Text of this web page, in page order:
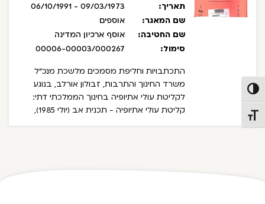
הפעל/כבה ניגודיות גבוהה
מתג גודל גופן
תאריך:
09/03/1973 - 06/10/1991
שם המאגר:
אוספים
שם החטיבה:
אוסף ארכיון המדינה
סימול:
00006-00003/000267
התכתבויות וחליפת מסמכים מלשכת מנכ"ל
משרד החינוך והתרבות, זבולון אורלב, בנוגע
לקליטת עולי אתיופיה בחינוך הממלכתי דתי:
קליטת עולי אתיופיה - תכנית אב (יולי 1985),
עולי אתיופיה (מאי 1991), פתרונות דיור לקליטת